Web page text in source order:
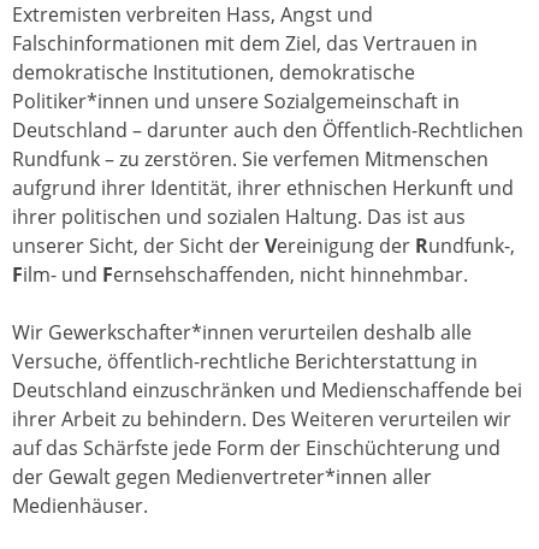
Extremisten verbreiten Hass, Angst und
Falschinformationen mit dem Ziel, das Vertrauen in
demokratische Institutionen, demokratische
Politiker*innen und unsere Sozialgemeinschaft in
Deutschland – darunter auch den Öffentlich-Rechtlichen
Rundfunk – zu zerstören. Sie verfemen Mitmenschen
aufgrund ihrer Identität, ihrer ethnischen Herkunft und
ihrer politischen und sozialen Haltung. Das ist aus
unserer Sicht, der Sicht derVereinigung der Rundfunk-,
Film- und Fernsehschaffenden, nicht hinnehmbar.
Wir Gewerkschafter*innen verurteilen deshalb alle
Versuche, öffentlich-rechtliche Berichterstattung in
Deutschland einzuschränken und Medienschaffende bei
ihrer Arbeit zu behindern. Des Weiteren verurteilen wir
auf das Schärfste jede Form der Einschüchterung und
der Gewalt gegen Medienvertreter*innen aller
Medienhäuser.